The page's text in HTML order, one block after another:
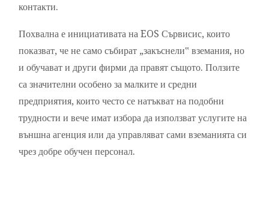
контакти.
Похвална е инициативата на EOS Сървисис, които
показват, че не само събират „закъснели‟ вземания, но
и обучават и други фирми да правят същото. Ползите
са значителни особено за малките и средни
предприятия, които често се натъкват на подобни
трудности и вече имат избора да използват услугите на
външна агенция или да управляват сами вземанията си
чрез добре обучен персонал.